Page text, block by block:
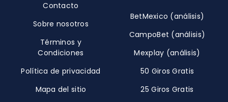
Contacto
Sobre nosotros
Términos y
Condiciones
Política de privacidad
Mapa del sitio
BetMexico (análisis)
CampoBet (análisis)
Mexplay (análisis)
50 Giros Gratis
25 Giros Gratis